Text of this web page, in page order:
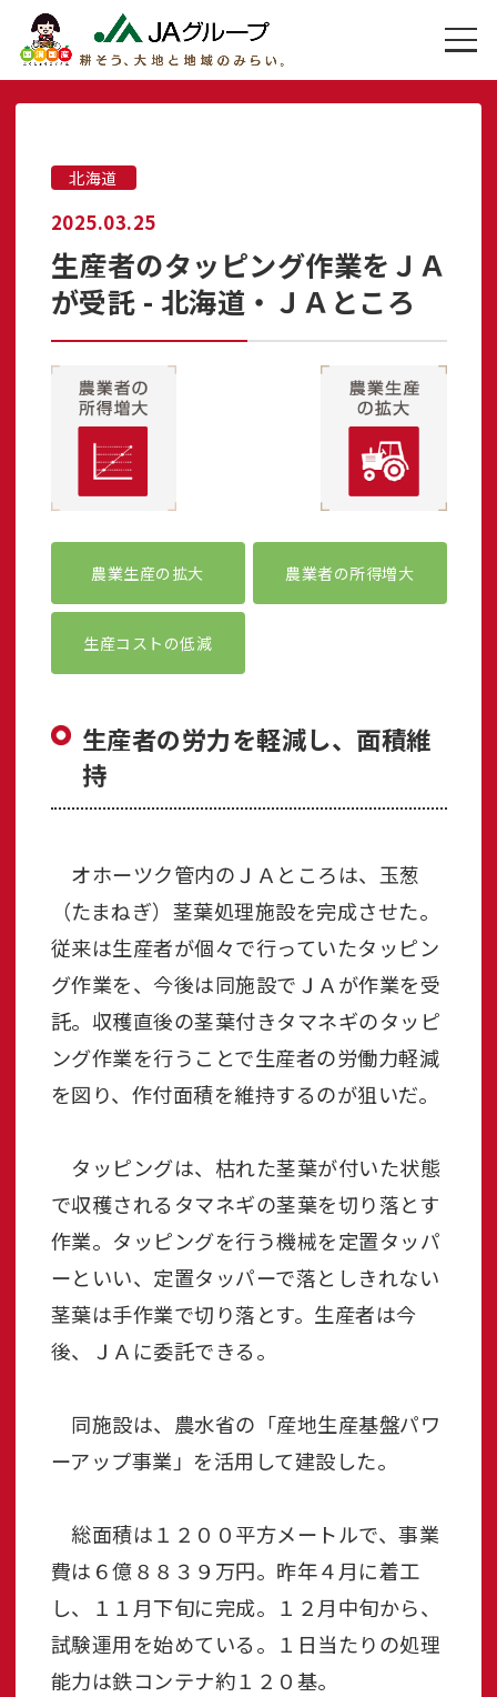
北海道
2025.03.25
生産者のタッピング作業をＪＡ
が受託 - 北海道・ＪＡところ
農業生産の拡大 農業者の所得増大
生産コストの低減
生産者の労力を軽減し、面積維
持
オホーツク管内のＪＡところは、玉葱
（たまねぎ）茎葉処理施設を完成させた。
従来は生産者が個々で行っていたタッピン
グ作業を、今後は同施設でＪＡが作業を受
託。収穫直後の茎葉付きタマネギのタッピ
ング作業を行うことで生産者の労働力軽減
を図り、作付面積を維持するのが狙いだ。
タッピングは、枯れた茎葉が付いた状態
で収穫されるタマネギの茎葉を切り落とす
作業。タッピングを行う機械を定置タッパ
ーといい、定置タッパーで落としきれない
茎葉は手作業で切り落とす。生産者は今
後、ＪＡに委託できる。
同施設は、農水省の「産地生産基盤パワ
ーアップ事業」を活用して建設した。
総面積は１２００平方メートルで、事業
費は６億８８３９万円。昨年４月に着工
し、１１月下旬に完成。１２月中旬から、
試験運用を始めている。１日当たりの処理
能力は鉄コンテナ約１２０基。